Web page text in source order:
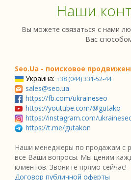
Наши
Вы можете связаться с нами
Вас
Seo.Ua - поисковое
Украина: +38 (044) 331-52-44
sales@seo.ua
https://fb.com/ukraineseo
https://youtube.com/@gutako
https://instagram.com/
https://t.me/gutakon
Наши менеджеры по продажам с
все Ваши вопросы. Мы ценим
клиентов. Звоните прямо сейчас!
Договор публичной оферты